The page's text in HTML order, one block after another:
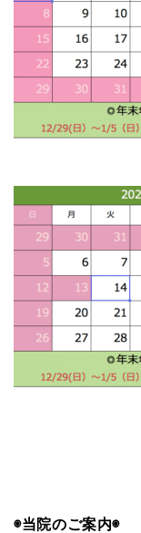
◉当院のご案内◉